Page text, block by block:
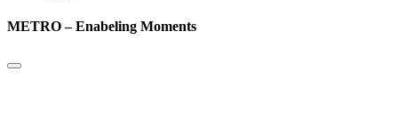
METRO – Enabeling Moments